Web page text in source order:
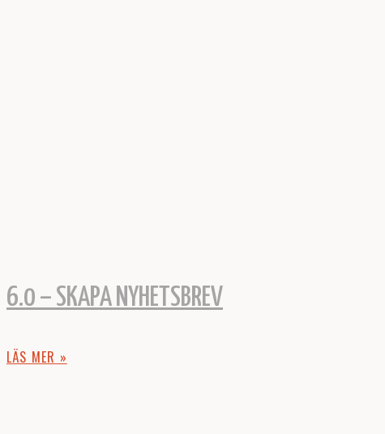
6.0 – SKAPA NYHETSBREV
LÄS MER »